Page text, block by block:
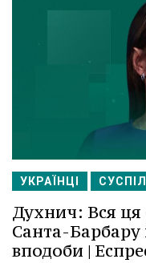
УКРАЇНЦІ
Духнич: Вся ця
Санта-Барбару
вподоби |